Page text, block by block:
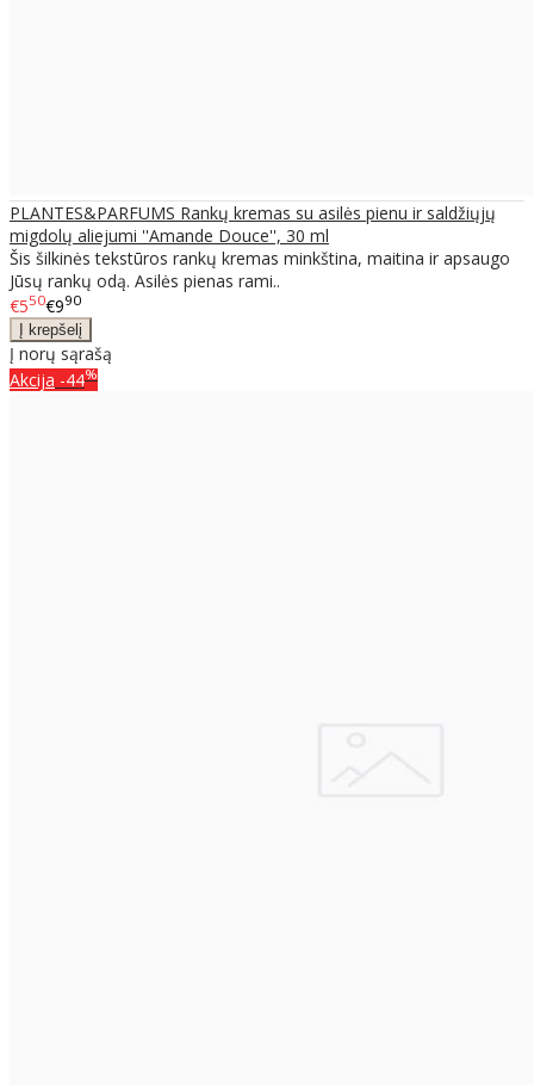
PLANTES&PARFUMS Rankų kremas su asilės pienu ir saldžiųjų
migdolų aliejumi ''Amande Douce'', 30 ml
Šis šilkinės tekstūros rankų kremas minkština, maitina ir apsaugo
Jūsų rankų odą. Asilės pienas rami..
€550€990
Į norų sąrašą
Akcija -44%